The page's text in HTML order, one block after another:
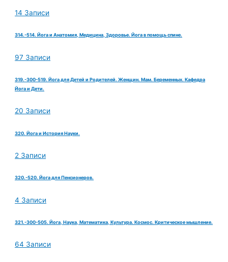
14 Записи
314.-514. Йога и Анатомия, Медицина, Здоровье. Йога в помощь спине.
97 Записи
319.-300-519. Йога для Детей и Родителей. Женщин. Мам. Беременных. Кафедра
Йога и Дети.
20 Записи
320. Йога и История Науки.
2 Записи
320.-520. Йога для Пенсионеров.
4 Записи
321.-300-505. Йога, Наука, Математика, Культура. Космос. Критическое мышление.
64 Записи